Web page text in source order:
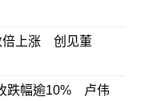
倍上涨 创见董
跌幅逾10% 卢伟